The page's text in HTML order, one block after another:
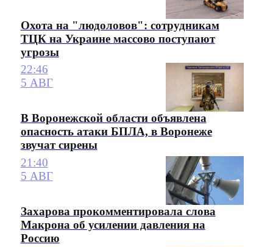
Охота на "людоловов": сотрудникам
ТЦК на Украине массово поступают
угрозы
22:46
5 АВГ
В Воронежской области объявлена
опасность атаки БПЛА, в Воронеже
звучат сирены
21:40
5 АВГ
Захарова прокомментировала слова
Макрона об усилении давления на
Россию